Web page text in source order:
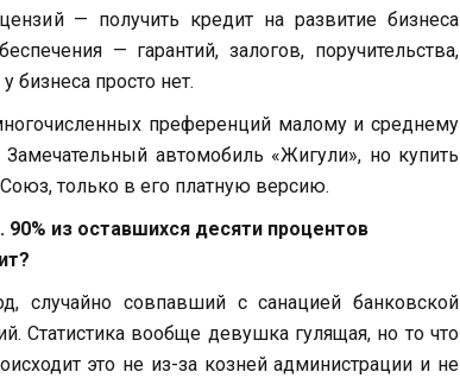
— получить кредит на развитие бизнеса
— гарантий, залогов, поручительства,
бизнеса просто нет.
преференций малому и среднему
автомобиль «Жигули», но купить
только в его платную версию.
из оставшихся десяти процентов
случайно совпавший с санацией банковской
Статистика вообще девушка гулящая, но то что
это не из-за козней администрации и не